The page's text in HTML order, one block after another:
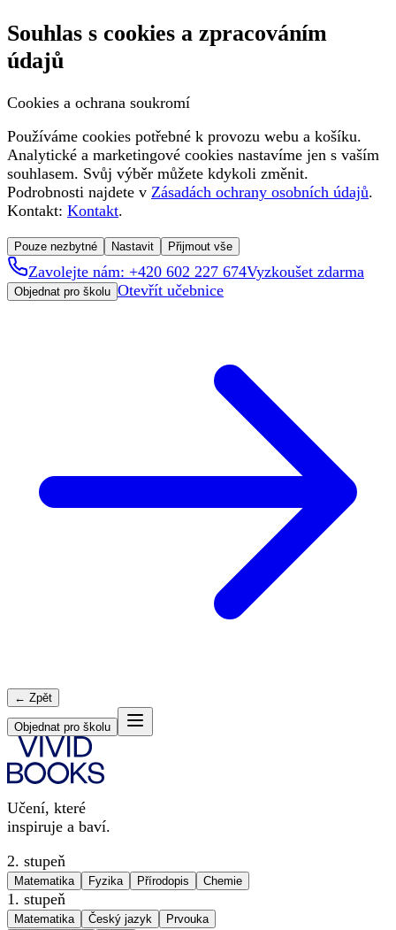
Souhlas s cookies a zpracováním
údajů
Cookies a ochrana soukromí
Používáme cookies potřebné k provozu webu a košíku.
Analytické a marketingové cookies nastavíme jen s vaším
souhlasem. Svůj výběr můžete kdykoli změnit.
Podrobnosti najdete v Zásadách ochrany osobních údajů.
Kontakt: Kontakt.
Pouze nezbytné Nastavit Přijmout vše
Zavolejte nám: +420 602 227 674Vyzkoušet zdarma
Objednat pro školu Otevřít učebnice
← Zpět
Objednat pro školu
Učení, které
inspiruje a baví.
2. stupeň
Matematika Fyzika Přírodopis Chemie
1. stupeň
Matematika Český jazyk
Prvouka